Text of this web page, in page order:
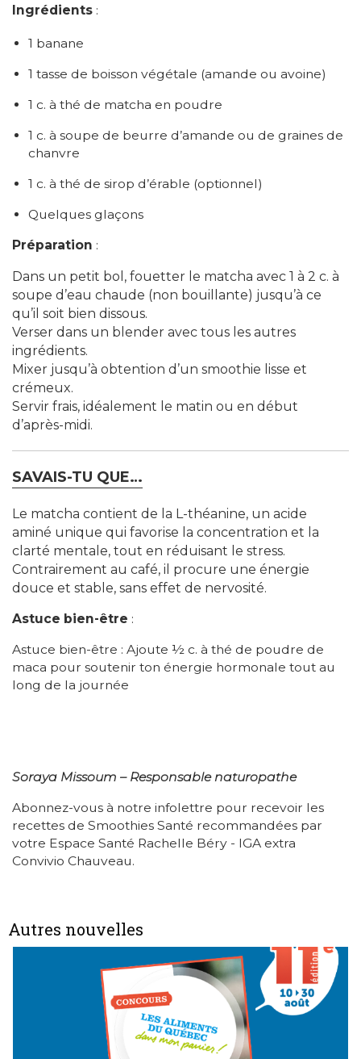
Ingrédients :
1 banane
1 tasse de boisson végétale (amande ou avoine)
1 c. à thé de matcha en poudre
1 c. à soupe de beurre d’amande ou de graines de
chanvre
1 c. à thé de sirop d’érable (optionnel)
Quelques glaçons
Préparation :
Dans un petit bol, fouetter le matcha avec 1 à 2 c. à
soupe d’eau chaude (non bouillante) jusqu’à ce
qu’il soit bien dissous.
Verser dans un blender avec tous les autres
ingrédients.
Mixer jusqu’à obtention d’un smoothie lisse et
crémeux.
Servir frais, idéalement le matin ou en début
d’après-midi.
SAVAIS-TU QUE…
Le matcha contient de la L-théanine, un acide
aminé unique qui favorise la concentration et la
clarté mentale, tout en réduisant le stress.
Contrairement au café, il procure une énergie
douce et stable, sans effet de nervosité.
Astuce bien-être :
Astuce bien-être : Ajoute ½ c. à thé de poudre de
maca pour soutenir ton énergie hormonale tout au
long de la journée
Soraya Missoum – Responsable naturopathe
Abonnez-vous à notre infolettre pour recevoir les
recettes de Smoothies Santé recommandées par
votre Espace Santé Rachelle Béry - IGA extra
Convivio Chauveau.
Autres nouvelles